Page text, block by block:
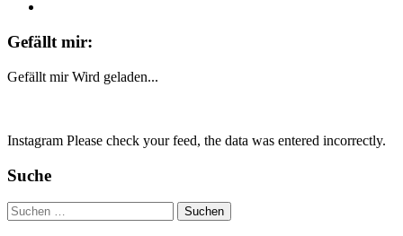
Gefällt mir:
Gefällt mir Wird geladen...
Instagram Please check your feed, the data was entered incorrectly.
Suche
Suchen
nach: